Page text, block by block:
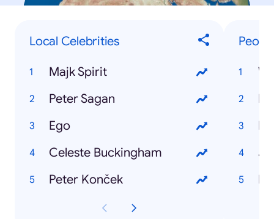
Local Celebrities
Majk Spirit
Peter Sagan
Ego
Celeste Buckingham
Peter Konček